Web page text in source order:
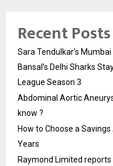
Recent Posts
Sara Tendulkar’s
Bansal’s Delhi Sharks
League Season 3
Abdominal Aortic
know ?
How to Choose a
Years
Raymond Limited